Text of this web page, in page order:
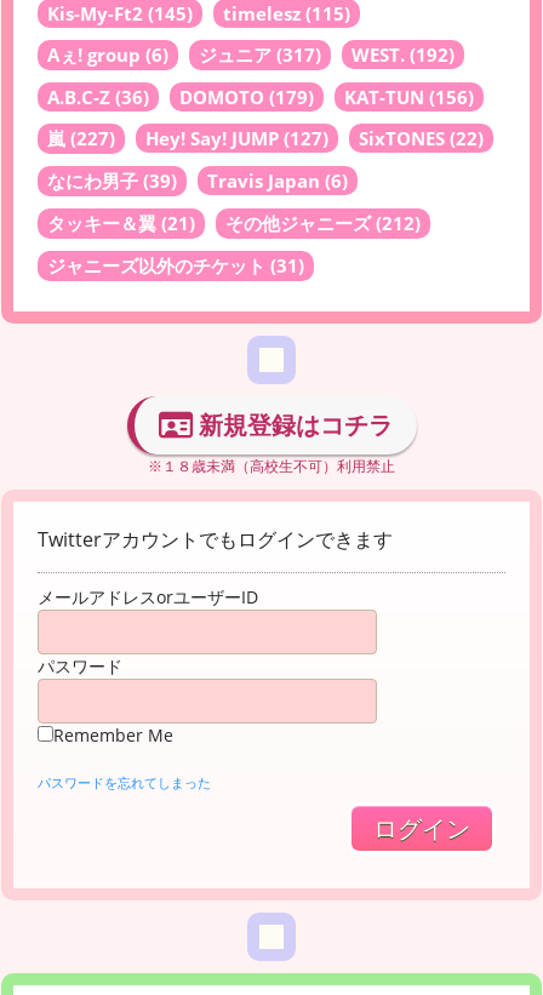
Kis-My-Ft2 (145) timelesz (115)
Aぇ! group (6) ジュニア (317) WEST. (192)
A.B.C-Z (36) DOMOTO (179) KAT-TUN (156)
嵐 (227) Hey! Say! JUMP (127) SixTONES (22)
なにわ男子 (39) Travis Japan (6)
タッキー＆翼 (21) その他ジャニーズ(212)
ジャニーズ以外のチケット (31)
新規登録はコチラ
※１８歳未満（高校生不可）利用禁止
Twitterアカウントでもログインできます
メールアドレスorユーザーID
パスワード
Remember Me
パスワードを忘れてしまった